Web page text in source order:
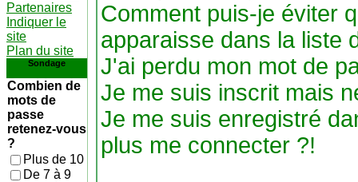
Partenaires
Indiquer le
site
Plan du site
Sondage
Combien de
mots de
passe
retenez-vous
?
Plus de 10
De 7 à 9
Comment puis-je éviter
apparaisse dans la liste
J'ai perdu mon mot de
Je me suis inscrit mais
Je me suis enregistré
plus me connecter ?!